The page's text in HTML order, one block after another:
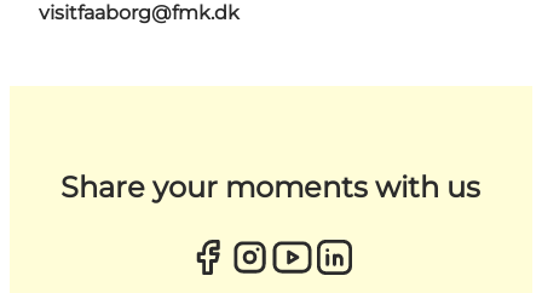
visitfaaborg@fmk.dk
Share your moments with us